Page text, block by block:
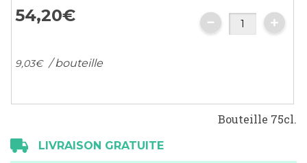
the
images
54,20€
9,03€ / bouteille
Bouteille 75cl.
LIVRAISON GRATUITE